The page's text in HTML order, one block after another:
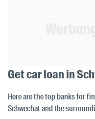
Get car loan in
Here are the top banks for
Schwechat and the